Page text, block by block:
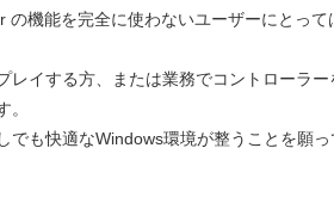
の機能を完全に使わないユーザーにとっ
レイする方、または業務でコントローラ
。
でも快適なWindows環境が整うことを願っ